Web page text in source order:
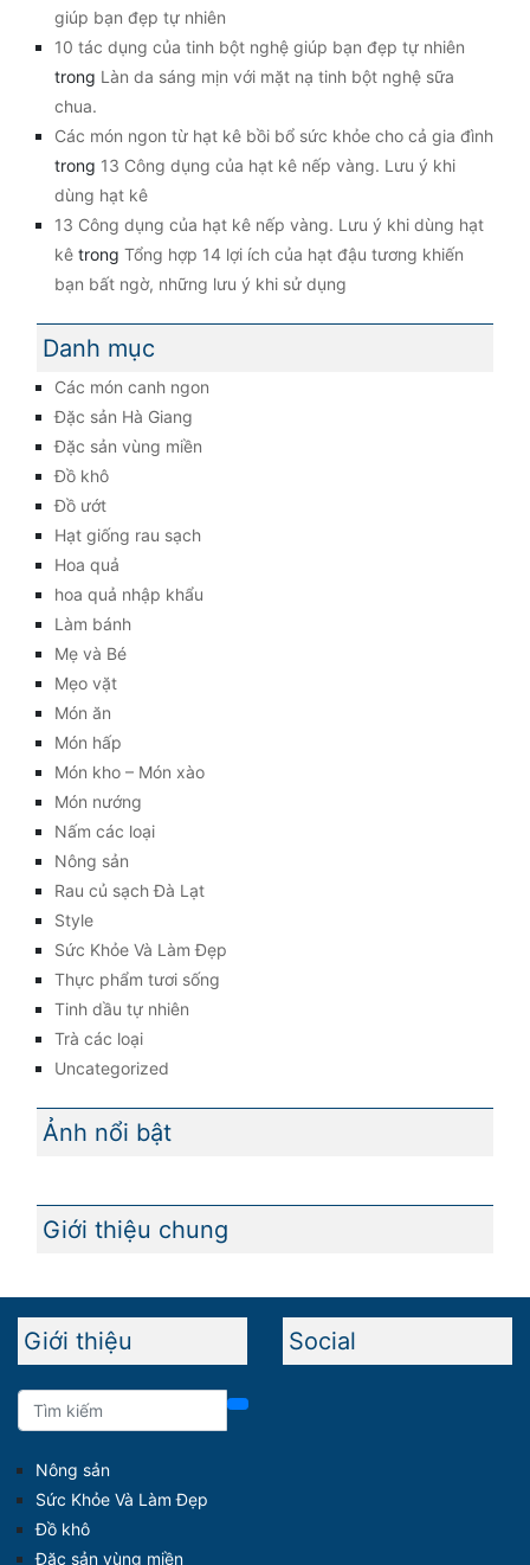
giúp bạn đẹp tự nhiên
10 tác dụng của tinh bột nghệ giúp bạn đẹp tự nhiên
trong Làn da sáng mịn với mặt nạ tinh bột nghệ sữa
chua.
Các món ngon từ hạt kê bồi bổ sức khỏe cho cả gia đình
trong 13 Công dụng của hạt kê nếp vàng. Lưu ý khi
dùng hạt kê
13 Công dụng của hạt kê nếp vàng. Lưu ý khi dùng hạt
kê trong Tổng hợp 14 lợi ích của hạt đậu tương khiến
bạn bất ngờ, những lưu ý khi sử dụng
Danh mục
Các món canh ngon
Đặc sản Hà Giang
Đặc sản vùng miền
Đồ khô
Đồ ướt
Hạt giống rau sạch
Hoa quả
hoa quả nhập khẩu
Làm bánh
Mẹ và Bé
Mẹo vặt
Món ăn
Món hấp
Món kho – Món xào
Món nướng
Nấm các loại
Nông sản
Rau củ sạch Đà Lạt
Style
Sức Khỏe Và Làm Đẹp
Thực phẩm tươi sống
Tinh dầu tự nhiên
Trà các loại
Uncategorized
Ảnh nổi bật
Giới thiệu chung
Giới thiệu
Nông sản
Sức Khỏe Và Làm Đẹp
Đồ khô
Đặc sản vùng miền
Social